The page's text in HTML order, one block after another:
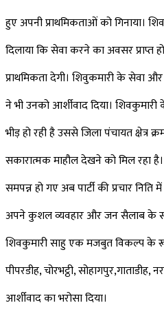
हुए अपनी प्राथमिकताओं को गिनाया।
दिलाया कि सेवा करने का अवसर प्राप्त
प्राथमिकता देगी। शिवुकमारी के सेवा
ने भी उनको आर्शीवाद दिया।
भीड़ हो रही है उससे जिला पंचायत क्षेत्र
सकारात्मक माहौल देखने को मिल रहा
समपन्न हो गए अब पार्टी की प्रचार
अपने कुशल व्यवहार और जन सैलाब के
शिवकुमारी साहु एक मजबुत विकल्प के
पीपरडीह, चोरभट्ठी,
आर्शीवाद का भरोसा दिया।